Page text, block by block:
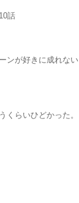
話
ンが好きに成れない
くらいひどかった。